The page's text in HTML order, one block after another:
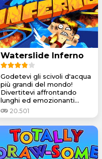
Waterslide Inferno
Godetevi gli scivoli d'acqua
più grandi del mondo!
Divertitevi affrontando
lunghi ed emozionanti...
20.501